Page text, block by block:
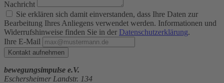
Nachricht
Sie erklären sich damit einverstanden, dass Ihre Daten zur
Bearbeitung Ihres Anliegens verwendet werden. Informationen und
Widerrufshinweise finden Sie in der Datenschutzerklärung.
Ihre E-Mail
Kontakt aufnehmen
bewegungsimpulse e.V.
Eschersheimer Landstr. 134